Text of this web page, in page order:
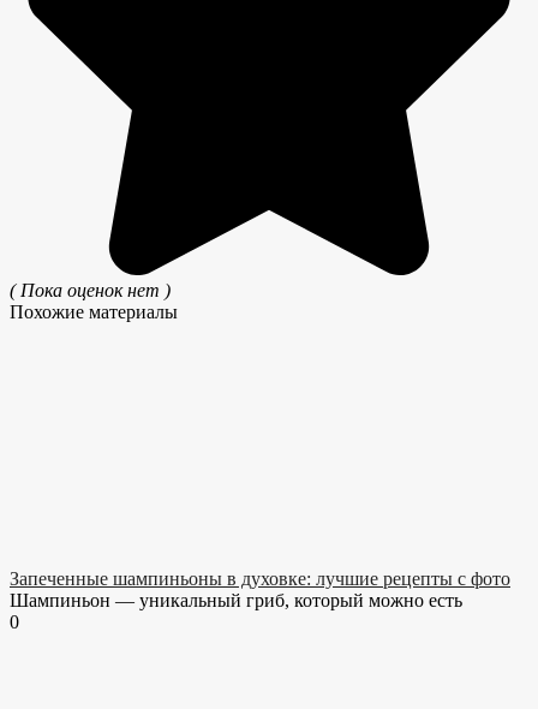
( Пока оценок нет )
Похожие материалы
Запеченные шампиньоны в духовке: лучшие рецепты с фото
Шампиньон — уникальный гриб, который можно есть
0